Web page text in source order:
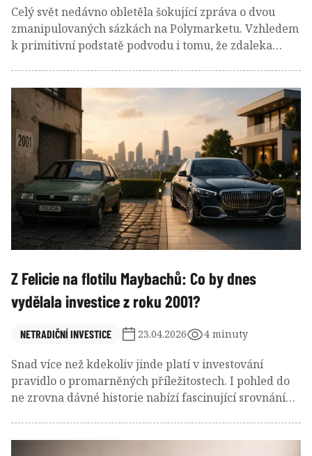
Celý svět nedávno obletěla šokující zpráva o dvou
zmanipulovaných sázkách na Polymarketu. Vzhledem
k primitivní podstatě podvodu i tomu, že zdaleka
fungování tzv. predikčních trhů a hlavně jejich
regulaci. S čím konkrétně světoví politici a úředníci
přijdou, ukáže až čas. My se ale nyní můžeme místo
toho podívat zpět do minulosti na to, jak se u nás
historicky vyvíjel dohled nad trhy finančními.
Z Felicie na flotilu Maybachů: Co by dnes
vydělala investice z roku 2001?
NETRADIČNÍ INVESTICE 23.04.2026 4 minuty
Snad více než kdekoliv jinde platí v investování
pravidlo o promarněných příležitostech. I pohled do
ne zrovna dávné historie nabízí fascinující srovnání